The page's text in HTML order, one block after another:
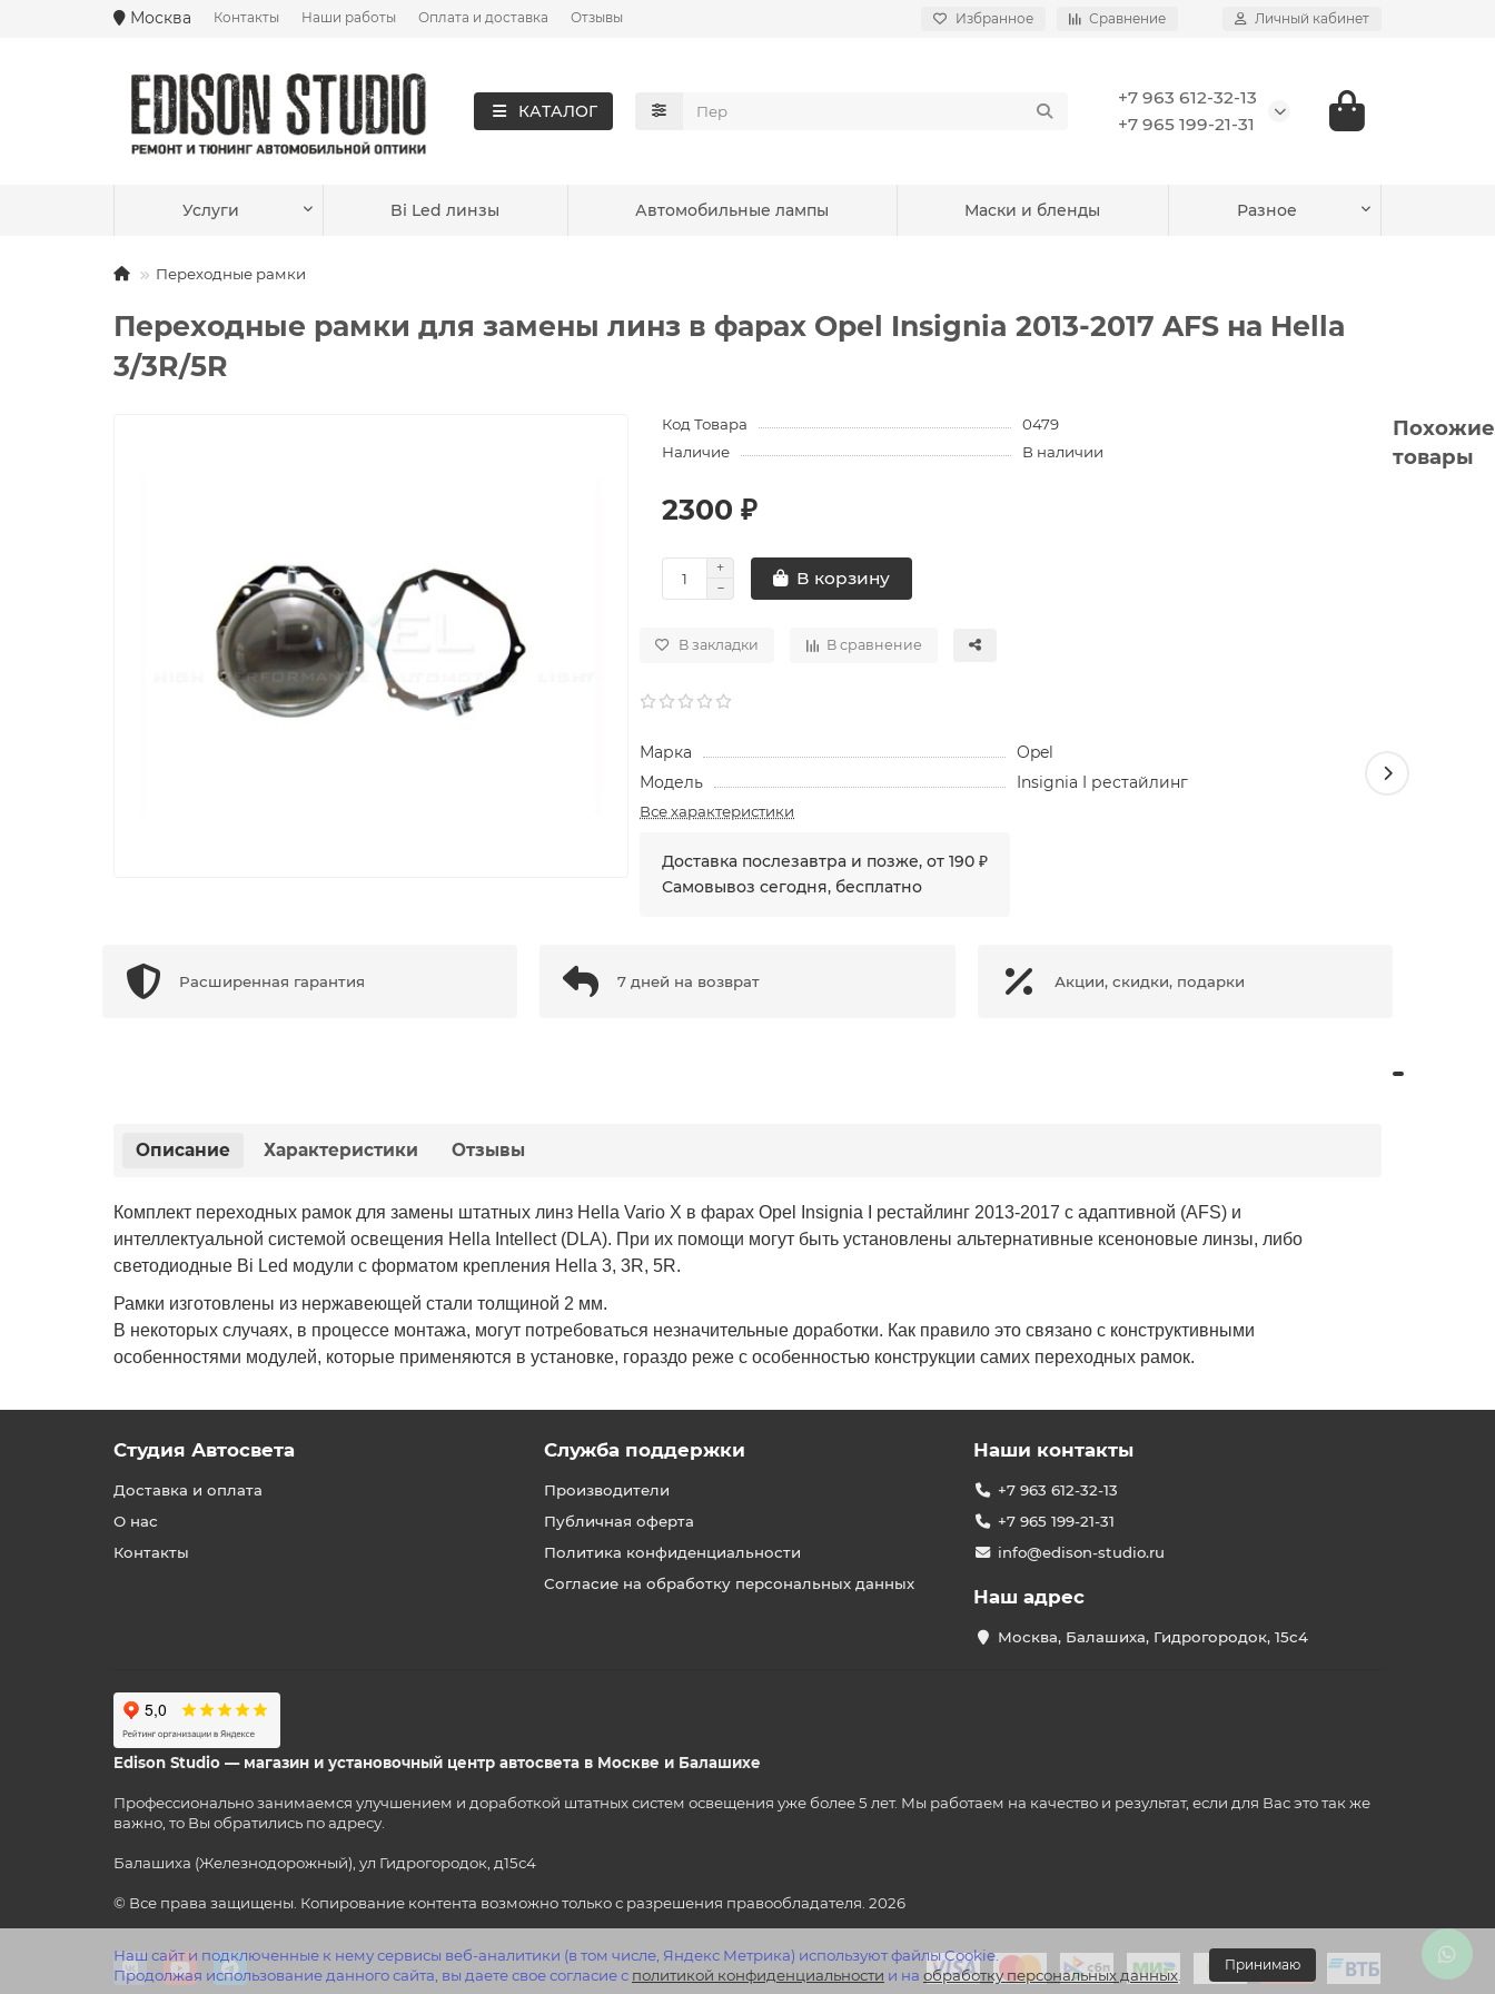
Москва Контакты Наши работы Оплата и доставка Отзывы Избранное Сравнение Личный кабинет
КАТАЛОГ
+7 963 612-32-13
+7 965 199-21-31
Услуги Bi Led линзы Автомобильные лампы Маски и бленды Разное
Переходные рамки
Переходные рамки для замены линз в фарах Opel Insignia 2013-2017 AFS на Hella
3/3R/5R
Код Товара
0479
Наличие
В наличии
2300 ₽
В корзину
В закладки В сравнение
Марка
Opel
Модель
Insignia I рестайлинг
Все характеристики
Доставка послезавтра и позже, от 190 ₽
Самовывоз сегодня, бесплатно
Расширенная гарантия 7 дней на возврат Акции, скидки, подарки
Описание Характеристики Отзывы
Комплект переходных рамок для замены штатных линз Hella Vario X в фарах Opel Insignia I рестайлинг 2013-2017 с адаптивной (AFS) и
интеллектуальной системой освещения Hella Intellect (DLA). При их помощи могут быть установлены альтернативные ксеноновые линзы, либо
светодиодные Bi Led модули с форматом крепления Hella 3, 3R, 5R.
Рамки изготовлены из нержавеющей стали толщиной 2 мм.
В некоторых случаях, в процессе монтажа, могут потребоваться незначительные доработки. Как правило это связано с конструктивными
особенностями модулей, которые применяются в установке, гораздо реже с особенностью конструкции самих переходных рамок.
Похожие
товары
Наш сайт и подключенные к нему сервисы веб-аналитики (в том числе, Яндекс Метрика) используют файлы Cookie.
Продолжая использование данного сайта, вы даете свое согласие с политикой конфиденциальности и на обработку персональных данных
Принимаю
Студия Автосвета
Доставка и оплата
О нас
Контакты
Служба поддержки
Производители
Публичная оферта
Политика конфиденциальности
Согласие на обработку персональных данных
Наши контакты
+7 963 612-32-13
+7 965 199-21-31
info@edison-studio.ru
Наш адрес
Москва, Балашиха, Гидрогородок, 15с4
Edison Studio — магазин и установочный центр автосвета в Москве и Балашихе
Профессионально занимаемся улучшением и доработкой штатных систем освещения уже более 5 лет. Мы работаем на качество и результат, если для Вас это так же
важно, то Вы обратились по адресу.
Балашиха (Железнодорожный), ул Гидрогородок, д15с4
© Все права защищены. Копирование контента возможно только с разрешения правообладателя. 2026